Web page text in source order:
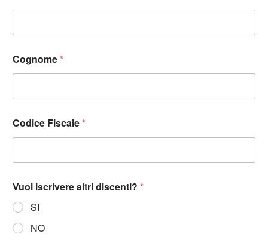
Cognome*
Codice Fiscale*
Vuoi iscrivere altri discenti? *
SI
NO